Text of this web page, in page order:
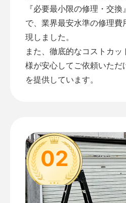
『必要最小限の修理・交
で、業界最安水準の修理
現しました。
また、徹底的なコストカ
様が安心してご依頼いただ
を提供しています。
02